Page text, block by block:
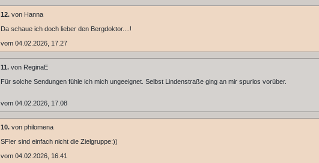
12. von Hanna
Da schaue ich doch lieber den Bergdoktor....!
vom 04.02.2026, 17.27
11. von ReginaE
Für solche Sendungen fühle ich mich ungeeignet. Selbst Lindenstraße ging an mir spurlos vorüber.
vom 04.02.2026, 17.08
10. von philomena
SFler sind einfach nicht die Zielgruppe:))
vom 04.02.2026, 16.41